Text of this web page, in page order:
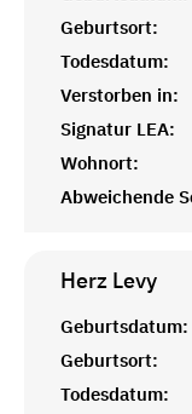
Geburtsort:
Todesdatum:
Verstorben in:
Signatur LEA:
Wohnort:
Abweichende
Herz Levy
Geburtsdatum:
Geburtsort:
Todesdatum: